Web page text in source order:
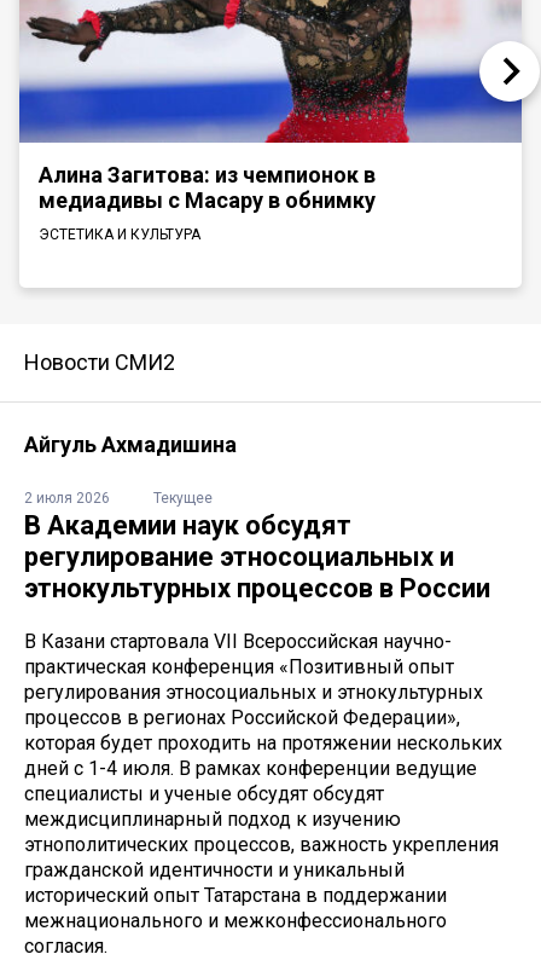
Алина Загитова: из чемпионок в
медиадивы с Масару в обнимку
ЭСТЕТИКА И КУЛЬТУРА
Новости СМИ2
Айгуль Ахмадишина
2 июля 2026 Текущее
В Академии наук обсудят
регулирование этносоциальных и
этнокультурных процессов в России
В Казани стартовала VII Всероссийская научно-
практическая конференция «Позитивный опыт
регулирования этносоциальных и этнокультурных
процессов в регионах Российской Федерации»,
которая будет проходить на протяжении нескольких
дней с 1-4 июля. В рамках конференции ведущие
специалисты и ученые обсудят обсудят
междисциплинарный подход к изучению
этнополитических процессов, важность укрепления
гражданской идентичности и уникальный
исторический опыт Татарстана в поддержании
межнационального и межконфессионального
согласия.